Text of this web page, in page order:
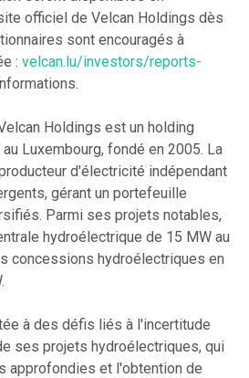
officiel de Velcan Holdings dès
sont encouragés à
: velcan.lu/investors/reports-
Holdings est un holding
Luxembourg, fondé en 2005. La
d'électricité indépendant
gérant un portefeuille
Parmi ses projets notables,
hydroélectrique de 15 MW au
concessions hydroélectriques en
à des défis liés à l'incertitude
ses projets hydroélectriques, qui
approfondies et l'obtention de